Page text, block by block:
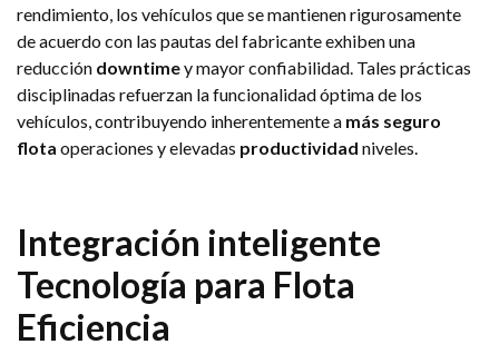
rendimiento, los vehículos que se mantienen rigurosamente
de acuerdo con las pautas del fabricante exhiben una
reducción downtimey mayor confiabilidad. Tales prácticas
disciplinadas refuerzan la funcionalidad óptima de los
vehículos, contribuyendo inherentemente a más seguro
flota operaciones y elevadas productividad niveles.
Integración inteligente
Tecnología para Flota
Eficiencia